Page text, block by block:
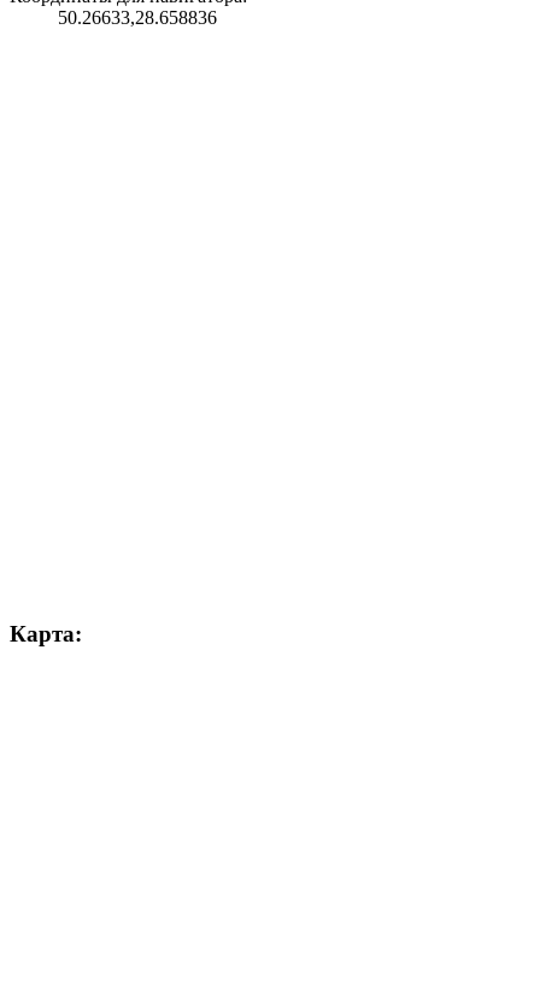
50.26633,28.658836
Карта: